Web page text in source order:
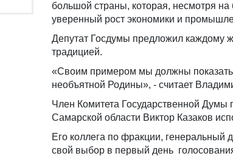
большой страны, которая, несмотря на
уверенный рост экономики и
Депутат Госдумы предложил каждому
традицией.
«Своим примером мы должны показать
необъятной Родины», - считает
Член Комитета Государственной Думы
Самарской области Виктор Казаков
Его коллега по фракции,
свой выбор в первый день